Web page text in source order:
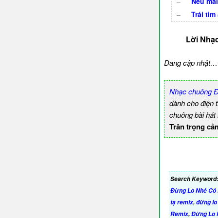
–
Trái
Lời
Đang cập nhật…
Nhạc chuông
dành cho điện
chuông bài
Trân trọng
Search
Đừng Lo Nhé
tạ remix,đừng
Remix,Đừng Lo